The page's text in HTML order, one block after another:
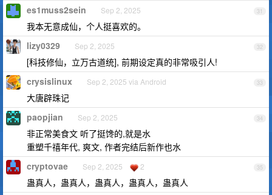
31
es1muss2sein Sep 2, 2025
我本无意成仙，个人挺喜欢的。
32
lizy0329 Sep 2, 2025
[科技修仙，立万古道统], 前期设定真的非常吸引人!
33
crysislinux Sep 2, 2025 via Android
大唐辟珠记
34
paopjian Sep 2, 2025
非正常美食文 听了挺馋的,就是水
重塑千禧年代, 爽文, 作者完结后新作也水
35
cryptovae Sep 2, 2025 2
蛊真人，蛊真人，蛊真人，蛊真人，蛊真人